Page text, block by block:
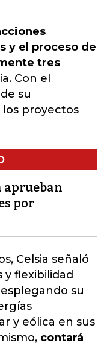
y el proceso de
tres
Con el
su
proyectos
aprueban
por
Celsia señaló
flexibilidad
su
y eólica en sus
contará